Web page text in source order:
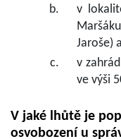
v
Jaroše)
v
ve výši
V jaké lhůtě je
osvobození u